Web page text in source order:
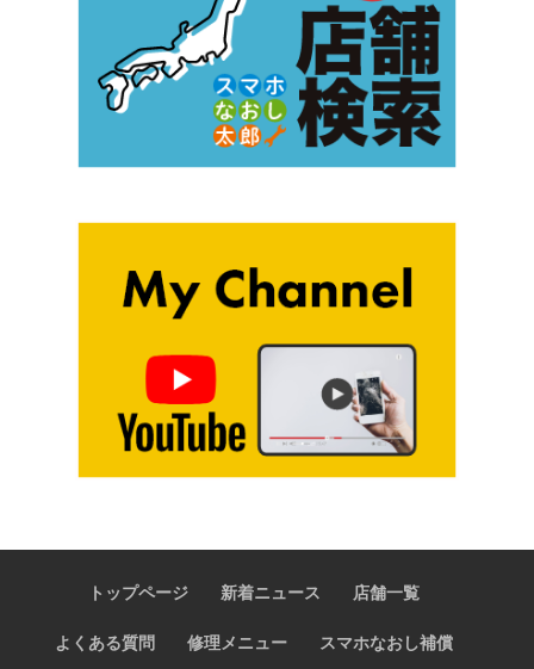
トップページ 新着ニュース 店舗一覧
よくある質問 修理メニュー スマホなおし補償